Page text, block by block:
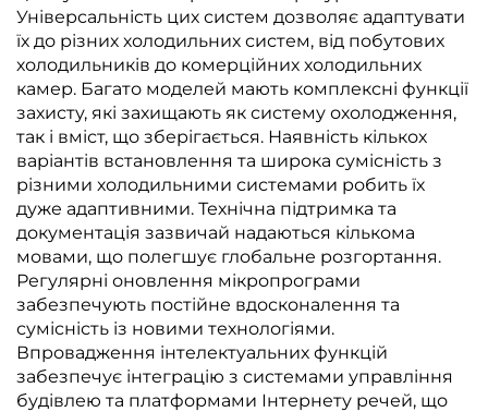
Універсальність цих систем дозволяє адаптувати
їх до різних холодильних систем, від побутових
холодильників до комерційних холодильних
камер. Багато моделей мають комплексні функції
захисту, які захищають як систему охолодження,
так і вміст, що зберігається. Наявність кількох
варіантів встановлення та широка сумісність з
різними холодильними системами робить їх
дуже адаптивними. Технічна підтримка та
документація зазвичай надаються кількома
мовами, що полегшує глобальне розгортання.
Регулярні оновлення мікропрограми
забезпечують постійне вдосконалення та
сумісність із новими технологіями.
Впровадження інтелектуальних функцій
забезпечує інтеграцію з системами управління
будівлею та платформами Інтернету речей, що